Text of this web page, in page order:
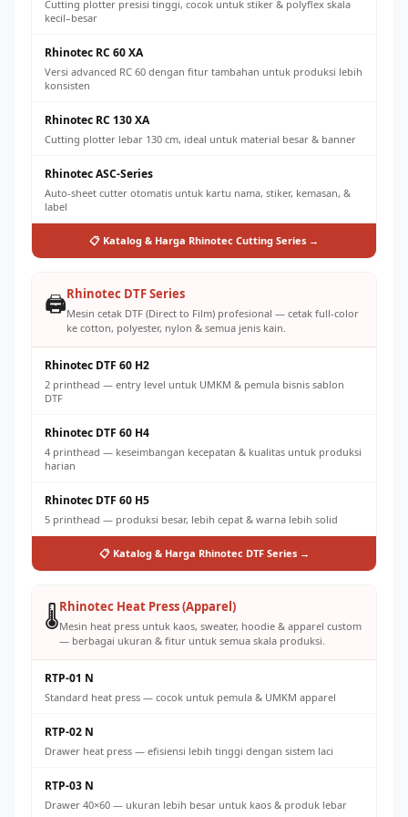
Cutting plotter presisi tinggi, cocok untuk stiker & polyflex skala
kecil–besar
Rhinotec RC 60 XA
Versi advanced RC 60 dengan fitur tambahan untuk produksi lebih
konsisten
Rhinotec RC 130 XA
Cutting plotter lebar 130 cm, ideal untuk material besar & banner
Rhinotec ASC-Series
Auto-sheet cutter otomatis untuk kartu nama, stiker, kemasan, &
label
📋 Katalog & Harga Rhinotec Cutting Series →
🖨️Rhinotec DTF Series
Mesin cetak DTF (Direct to Film) profesional — cetak full-color
ke cotton, polyester, nylon & semua jenis kain.
Rhinotec DTF 60 H2
2 printhead — entry level untuk UMKM & pemula bisnis sablon
DTF
Rhinotec DTF 60 H4
4 printhead — keseimbangan kecepatan & kualitas untuk produksi
harian
Rhinotec DTF 60 H5
5 printhead — produksi besar, lebih cepat & warna lebih solid
📋 Katalog & Harga Rhinotec DTF Series →
🌡️Rhinotec Heat Press (Apparel)
Mesin heat press untuk kaos, sweater, hoodie & apparel custom
— berbagai ukuran & fitur untuk semua skala produksi.
RTP-01 N
Standard heat press — cocok untuk pemula & UMKM apparel
RTP-02 N
Drawer heat press — efisiensi lebih tinggi dengan sistem laci
RTP-03 N
Drawer 40×60 — ukuran lebih besar untuk kaos & produk lebar